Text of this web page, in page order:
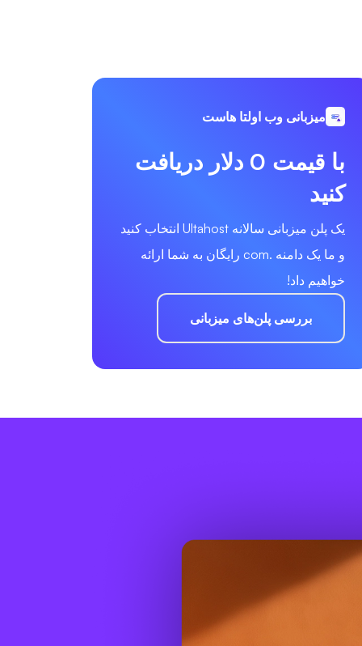
میزبانی وب اولتا هاست
با قیمت 0 دلار دریافت
کنید
یک پلن میزبانی سالانه Ultahost انتخاب کنید
و ما یک دامنه .com رایگان به شما ارائه
خواهیم داد!
بررسی پلن‌های میزبانی